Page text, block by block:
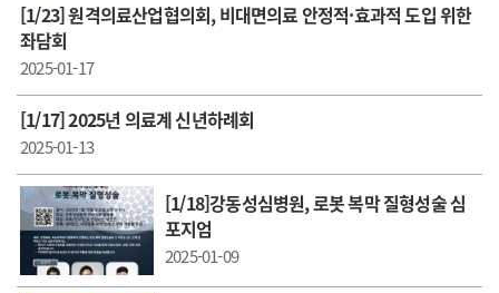
[1/23] 원격의료산업협의회, 비대면의료 안정적·효과적 도입 위한
좌담회
2025-01-17
[1/17] 2025년 의료계 신년하례회
2025-01-13
[1/18]강동성심병원, 로봇 복막 질형성술 심
포지엄
2025-01-09